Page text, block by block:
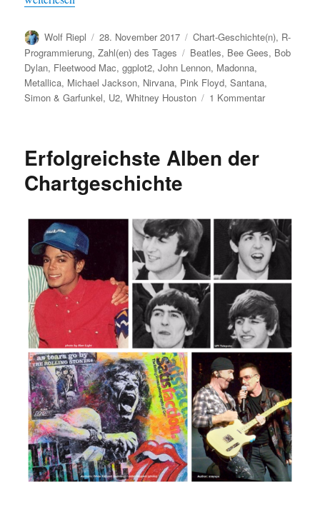
Autor
Wolf Riepl
Veröffentlicht
am
28. November 2017 Kategorien
Chart-Geschichte(n), R-
Programmierung,Zahl(en) des Tages Schlagwörter
Beatles, Bee Gees, Bob
Dylan, Fleetwood Mac,ggplot2,John Lennon, Madonna,
Metallica, Michael Jackson, Nirvana, Pink Floyd,Santana,
Simon & Garfunkel, U2,Whitney Houston 1 Kommentarzu
nach
Jahr
Jahrzehnt
/
Erfolgreichste Alben der
Chartgeschichte